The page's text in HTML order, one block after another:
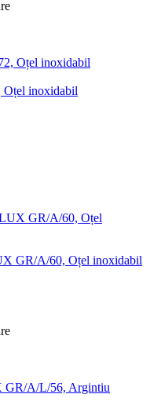
inoxidabil
GR/A/60, Oțel inoxidabil